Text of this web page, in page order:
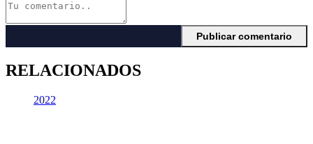
RELACIONADOS
2022